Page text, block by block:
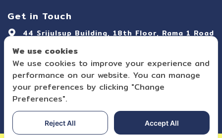
Get in Touch
44 Srijulsup Building, 18th Floor, Rama 1 Road
Thailand
095-196-5424
Suppanya.foundation@suppanya.org
We use cookies
We use cookies to improve your experience and
performance on our website. You can manage
your preferences by clicking "Change
Preferences".
Reject All Accept All